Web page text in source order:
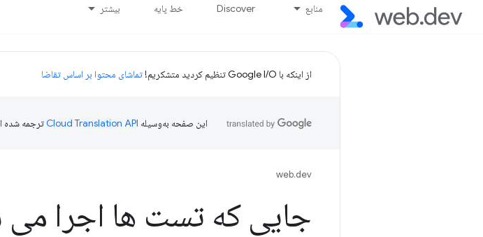
منابع Discover خط پایه بیشتر
از اینکه با Google I/O تنظیم کردید متشکریم! تماشای محتوا بر اساس تقاضا
این صفحه به‌وسیله ترجمه شده
web.dev
جایی که تست ها اجرا